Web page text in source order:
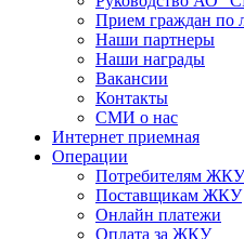
Прием граждан по
Наши партнеры
Наши награды
Вакансии
Контакты
СМИ о нас
Интернет приемная
Операции
Потребителям ЖКУ
Поставщикам ЖКУ
Онлайн платежи
Оплата за ЖКУ